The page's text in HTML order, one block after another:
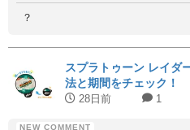
？
スプラトゥーン レイダ
法と期間をチェック！
28日前 1